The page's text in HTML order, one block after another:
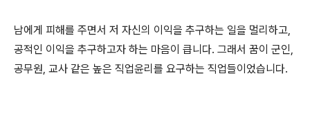
남에게 피해를 주면서 저 자신의 이익을 추구하는 일을 멀리하고,
공적인 이익을 추구하고자 하는 마음이 큽니다. 그래서 꿈이 군인,
공무원, 교사 같은 높은 직업윤리를 요구하는 직업들이었습니다.